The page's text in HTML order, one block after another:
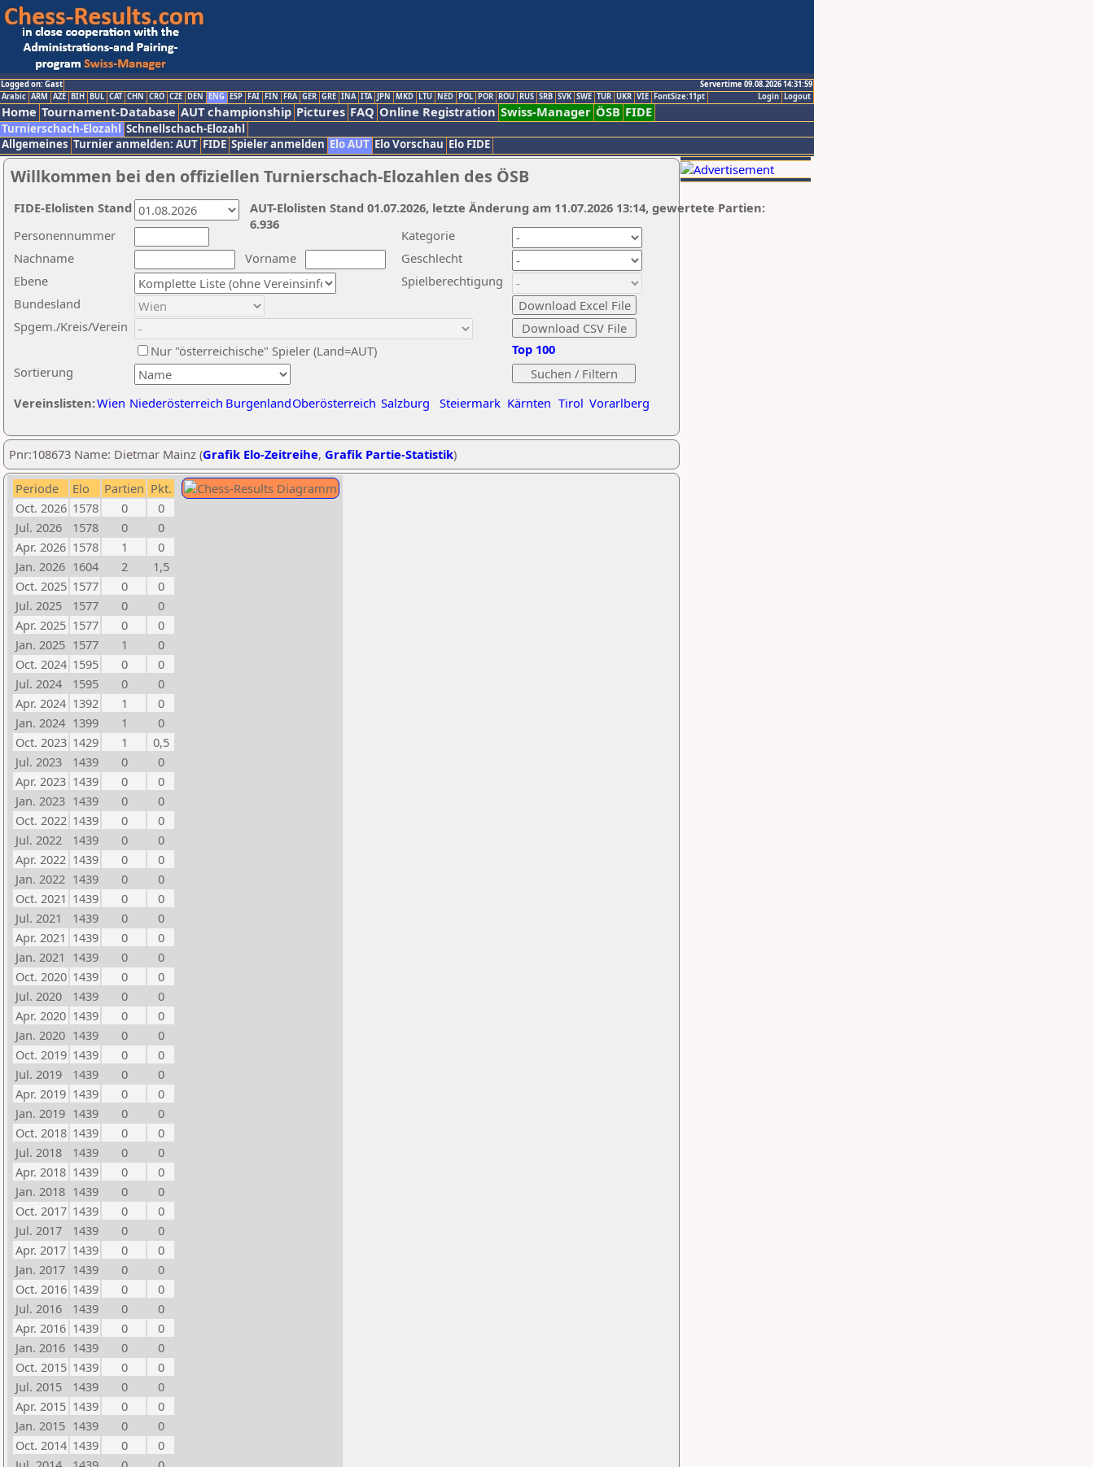
Logged on: Gast
Servertime 09.08.2026 14:31:59
Logout
Login
Arabic ARM AZE BIH BUL CAT CHN CRO CZE DEN ENG ESP FAI FIN FRA GER GRE INA ITA JPN MKD LTU NED POL POR ROU RUS SRB SVK SWE TUR UKR VIE FontSize:11pt
Home Tournament-Database AUT championship Pictures FAQ Online Registration Swiss-Manager ÖSB FIDE
Turnierschach-Elozahl Schnellschach-Elozahl
Allgemeines Turnier anmelden: AUT FIDE Spieler anmelden Elo AUT Elo Vorschau Elo FIDE
Willkommen bei den offiziellen Turnierschach-Elozahlen des ÖSB
Nachname
Vorname
Ebene
Kategorie
Sortierung
Personennummer
Bundesland
Spgem./Kreis/Verein
Geschlecht
Nur "österreichische" Spieler (Land=AUT)
Spielberechtigung
Vereinslisten:Wien Niederösterreich BurgenlandOberösterreich Salzburg Steiermark Kärnten Tirol Vorarlberg
Top 100
AUT-Elolisten Stand 01.07.2026, letzte Änderung am 11.07.2026 13:14, gewertete Partien:
6.936
FIDE-Elolisten Stand
Pnr:108673 Name: Dietmar Mainz (Grafik Elo-Zeitreihe, Grafik Partie-Statistik)
Periode Elo Partien Pkt.
Oct. 2026 1578 0
0
Jul. 2026
1578 0
0
Apr. 2026 1578 1
0
Jan. 2026 1604 2
1,5
Oct. 2025 1577 0
0
Jul. 2025
1577 0
0
Apr. 2025 1577 0
0
Jan. 2025 1577 1
0
Oct. 2024 1595 0
0
Jul. 2024
1595 0
0
Apr. 2024 1392 1
0
Jan. 2024 1399 1
0
Oct. 2023 1429 1
0,5
Jul. 2023
1439 0
0
Apr. 2023 1439 0
0
Jan. 2023 1439 0
0
Oct. 2022 1439 0
0
Jul. 2022
1439 0
0
Apr. 2022 1439 0
0
Jan. 2022 1439 0
0
Oct. 2021 1439 0
0
Jul. 2021
1439 0
0
Apr. 2021 1439 0
0
Jan. 2021 1439 0
0
Oct. 2020 1439 0
0
Jul. 2020
1439 0
0
Apr. 2020 1439 0
0
Jan. 2020 1439 0
0
Oct. 2019 1439 0
0
Jul. 2019
1439 0
0
Apr. 2019 1439 0
0
Jan. 2019 1439 0
0
Oct. 2018 1439 0
0
Jul. 2018
1439 0
0
Apr. 2018 1439 0
0
Jan. 2018 1439 0
0
Oct. 2017 1439 0
0
Jul. 2017
1439 0
0
Apr. 2017 1439 0
0
Jan. 2017 1439 0
0
Oct. 2016 1439 0
0
Jul. 2016
1439 0
0
Apr. 2016 1439 0
0
Jan. 2016 1439 0
0
Oct. 2015 1439 0
0
Jul. 2015
1439 0
0
Apr. 2015 1439 0
0
Jan. 2015 1439 0
0
Oct. 2014 1439 0
0